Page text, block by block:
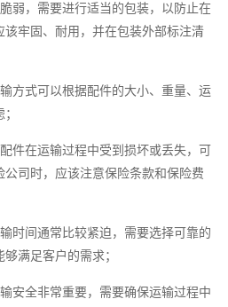
弱，需要进行适当的包装，以防止在
牢固、耐用，并在包装外部标注清
方式可以根据配件的大小、重量、运
件在运输过程中受到损坏或丢失，可
司时，应该注意保险条款和保险费
时间通常比较紧迫，需要选择可靠的
满足客户的需求；
安全非常重要，需要确保运输过程中